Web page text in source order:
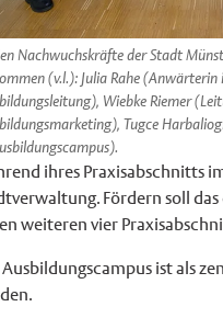
Nachwuchskräfte der Stadt
(v.l.): Julia Rahe
Wiebke Riemer
Tugce
ihres Praxisabschnitts
Fördern soll
weiteren vier
Ausbildungscampus ist als